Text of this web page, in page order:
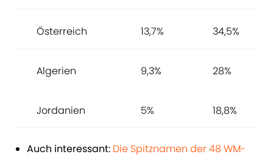
Österreich 13,7% 34,5%
Algerien 9,3% 28%
Jordanien 5% 18,8%
Auch interessant: Die Spitznamen der 48 WM-